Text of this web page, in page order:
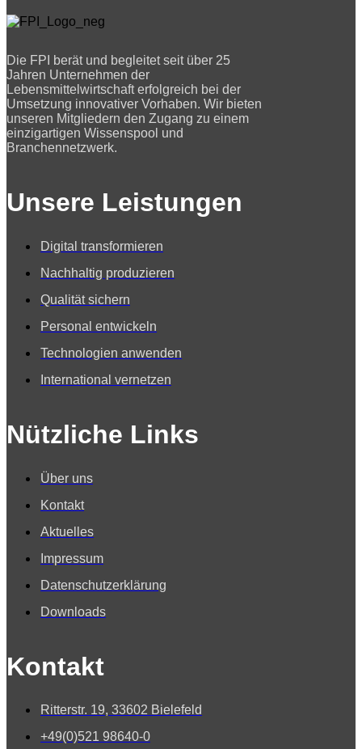
Die FPI berät und begleitet seit über 25
Jahren Unternehmen der
Lebensmittelwirtschaft erfolgreich bei der
Umsetzung innovativer Vorhaben. Wir bieten
unseren Mitgliedern den Zugang zu einem
einzigartigen Wissenspool und
Branchennetzwerk.
Unsere Leistungen
Digital transformieren
Nachhaltig produzieren
Qualität sichern
Personal entwickeln
Technologien anwenden
International vernetzen
Nützliche Links
Über uns
Kontakt
Aktuelles
Impressum
Datenschutzerklärung
Downloads
Kontakt
Ritterstr. 19, 33602 Bielefeld
+49(0)521 98640-0